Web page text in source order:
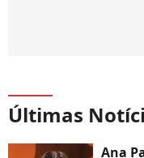
Últimas
Ana